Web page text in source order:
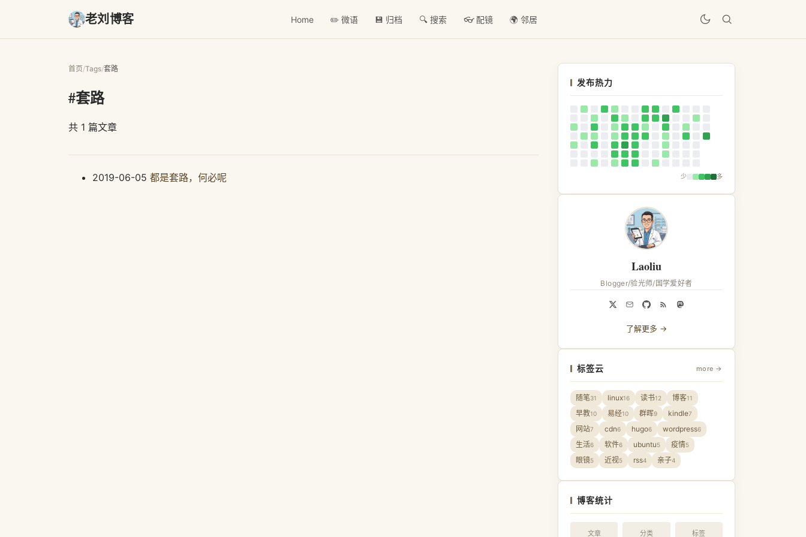
老刘博客 Home ✏️ 微语 💾 归档 🔍 搜索 👓 配镜 🌍 邻居
首页/Tags/套路
#套路
共 1 篇文章
2019-06-05 都是套路，何必呢
发布热力
少 多
Laoliu
Blogger/验光师/国学爱好者
了解更多 →
标签云 more →
随笔31 linux16 读书12 博客11
早教10 易经10 群晖9 kindle7
网站7 cdn6 hugo6 wordpress6
生活6 软件6 ubuntu5 疫情5
眼镜5 近视5 rss4 亲子4
博客统计
文章 分类 标签